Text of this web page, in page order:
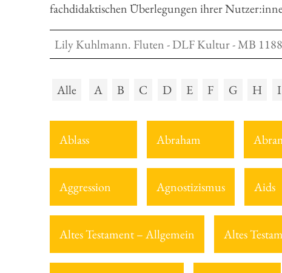
fachdidaktischen Überlegungen ihrer
Lily Kuhlmann. Fluten - DLF Kultur - MB
Alle A B C D E F G H I
Ablass Abraham
Aggression Agnostizismus Aids
Altes Testament – Allgemein Altes